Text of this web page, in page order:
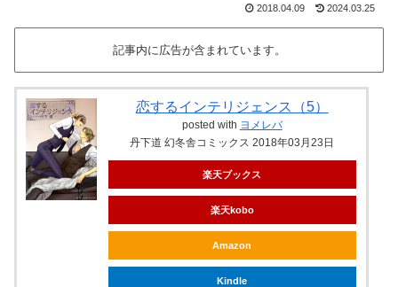
2018.04.09 2024.03.25
記事内に広告が含まれています。
恋するインテリジェンス（5）
posted with ヨメレバ
丹下道 幻冬舎コミックス 2018年03月23日
楽天ブックス
楽天kobo
Amazon
Kindle